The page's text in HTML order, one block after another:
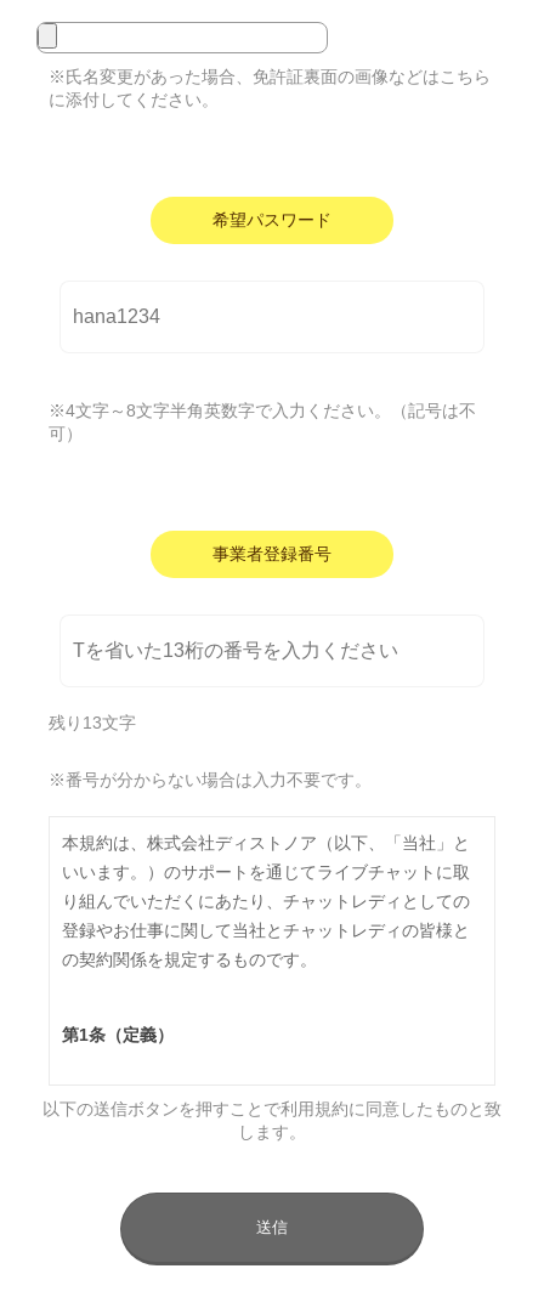
※氏名変更があった場合、免許証裏面の画像などはこちら
に添付してください。
希望パスワード
※4文字～8文字半角英数字で入力ください。（記号は不
可）
事業者登録番号
残り 13文字
※番号が分からない場合は入力不要です。
本規約は、株式会社ディストノア（以下、「当社」と
いいます。）のサポートを通じてライブチャットに取
り組んでいただくにあたり、チャットレディとしての
登録やお仕事に関して当社とチャットレディの皆様と
の契約関係を規定するものです。
第1条（定義）
れぞれ当該各号に定めるところによるものとします。
（2）「チャットレディ」 第2条に定める手続に従い
当社からID及びパスワードの貸与を受けてチャットサ
イト上でライブチャットに出演する者
以下の送信ボタンを押すことで利用規約に同意したものと致
します。